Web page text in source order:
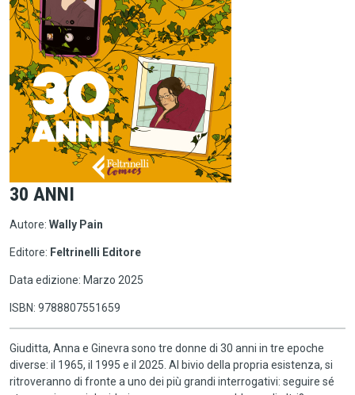
30 ANNI
Autore: Wally Pain
Editore: Feltrinelli Editore
Data edizione: Marzo 2025
ISBN: 9788807551659
Giuditta, Anna e Ginevra sono tre donne di 30 anni in tre epoche
diverse: il 1965, il 1995 e il 2025. Al bivio della propria esistenza, si
ritroveranno di fronte a uno dei più grandi interrogativi: seguire sé